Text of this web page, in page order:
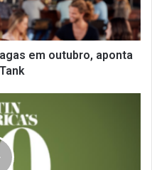
em outubro, aponta